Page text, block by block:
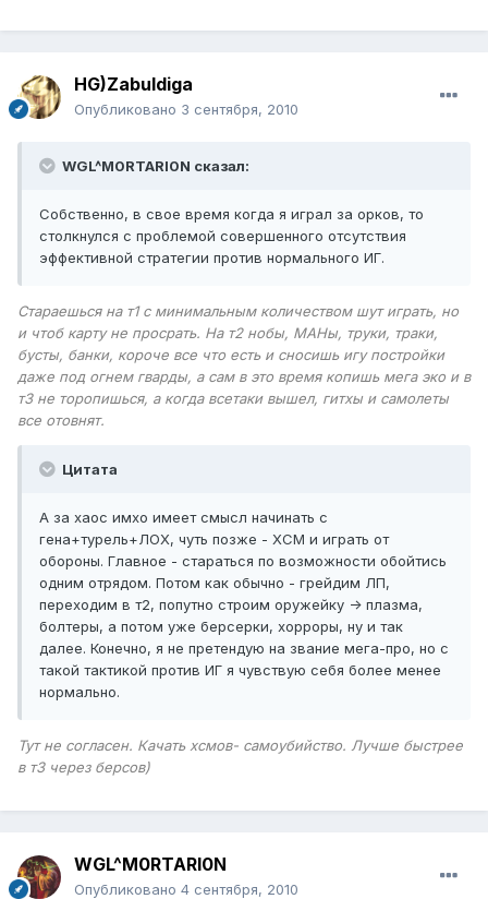
HG)Zabuldiga
Опубликовано 3 сентября, 2010
WGL^M0RTARI0N сказал:
Собственно, в свое время когда я играл за орков, то
столкнулся с проблемой совершенного отсутствия
эффективной стратегии против нормального ИГ.
Стараешься на т1 с минимальным количеством шут играть, но
и чтоб карту не просрать. На т2 нобы, МАНы, труки, траки,
бусты, банки, короче все что есть и сносишь игу постройки
даже под огнем гварды, а сам в это время копишь мега эко и в
т3 не торопишься, а когда всетаки вышел, гитхы и самолеты
все отовнят.
Цитата
А за хаос имхо имеет смысл начинать с
гена+турель+ЛОХ, чуть позже - ХСМ и играть от
обороны. Главное - стараться по возможности обойтись
одним отрядом. Потом как обычно - грейдим ЛП,
переходим в т2, попутно строим оружейку -> плазма,
болтеры, а потом уже берсерки, хорроры, ну и так
далее. Конечно, я не претендую на звание мега-про, но с
такой тактикой против ИГ я чувствую себя более менее
нормально.
Тут не согласен. Качать хсмов- самоубийство. Лучше быстрее
в т3 через берсов)
WGL^M0RTARI0N
Опубликовано 4 сентября, 2010